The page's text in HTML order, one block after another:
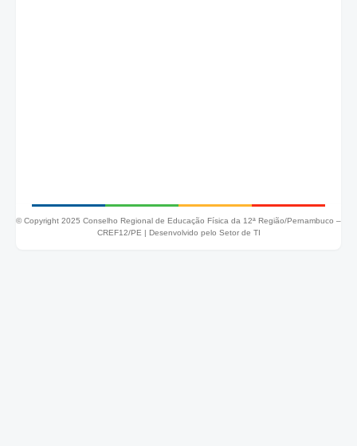
© Copyright 2025 Conselho Regional de Educação Física da 12ª Região/Pernambuco –
CREF12/PE | Desenvolvido pelo Setor de TI